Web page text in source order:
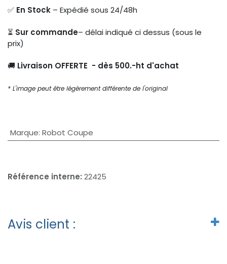
✅ En Stock – Expédié sous 24/48h
⏳ Sur commande– délai indiqué ci dessus (sous le
prix)
🚚 Livraison OFFERTE - dès 500.-ht d'achat
* L'image peut être légèrement différente de l'original
Marque: Robot Coupe
Référence interne: 22425
Avis client :